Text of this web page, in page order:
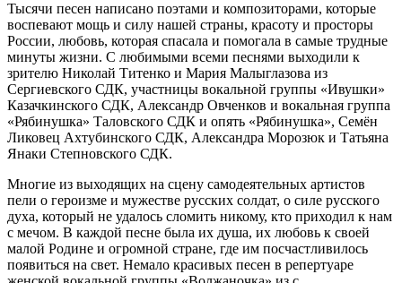
Тысячи песен написано поэтами и композиторами, которые
воспевают мощь и силу нашей страны, красоту и просторы
России, любовь, которая спасала и помогала в самые трудные
минуты жизни. С любимыми всеми песнями выходили к
зрителю Николай Титенко и Мария Малыглазова из
Сергиевского СДК, участницы вокальной группы «Ивушки»
Казачкинского СДК, Александр Овченков и вокальная группа
«Рябинушка» Таловского СДК и опять «Рябинушка», Семён
Ликовец Ахтубинского СДК, Александра Морозюк и Татьяна
Янаки Степновского СДК.
Многие из выходящих на сцену самодеятельных артистов
пели о героизме и мужестве русских солдат, о силе русского
духа, который не удалось сломить никому, кто приходил к нам
с мечом. В каждой песне была их душа, их любовь к своей
малой Родине и огромной стране, где им посчастливилось
появиться на свет. Немало красивых песен в репертуаре